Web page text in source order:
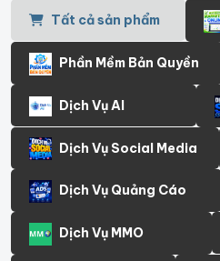
Tất cả sản phẩm
Phần Mềm Bản Quyền
Dịch Vụ AI
Dịch Vụ Social Media
Dịch Vụ Quảng Cáo
Dịch Vụ MMO